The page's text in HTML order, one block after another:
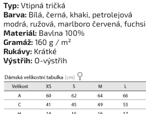
Typ: Vtipná tričká
Barva: Bílá, černá, khaki, petrolejová
modrá, ružová, marlboro červená,
Materiál: Bavlna 100%
Gramáž: 160 g / m²
Rukávy: Krátké
Výstřih: O-výstřih